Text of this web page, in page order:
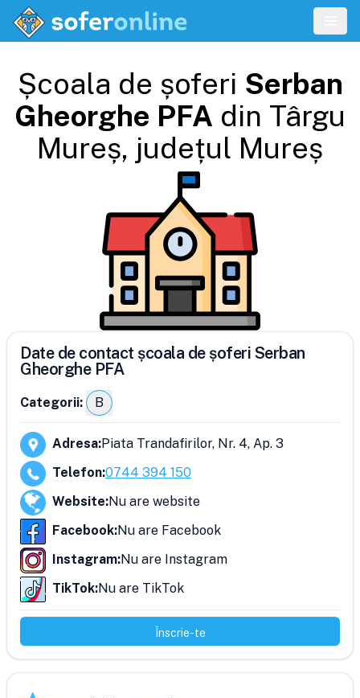
Școala de șoferi Serban
Gheorghe PFA din Târgu
Mureș, județul Mureș
Date de contact școala de șoferi Serban
Gheorghe PFA
Categorii: B
Adresa:Piata Trandafirilor, Nr. 4, Ap. 3
Telefon:0744 394 150
Website:Nu are website
Facebook:Nu are Facebook
Instagram:Nu are Instagram
TikTok:Nu are TikTok
Înscrie-te